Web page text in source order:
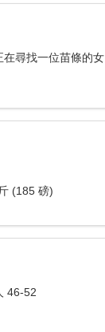
尋找一位苗條的女
(185 磅)
46-52